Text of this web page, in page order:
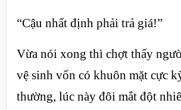
“Cậu nhất định phải trả giá!”
Vừa nói xong thì chợt thấy
vệ sinh vốn có khuôn mặt cực
thường, lúc này đôi mắt đột